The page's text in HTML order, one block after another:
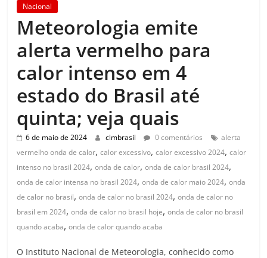
Nacional
Meteorologia emite
alerta vermelho para
calor intenso em 4
estado do Brasil até
quinta; veja quais
6 de maio de 2024 clmbrasil 0 comentários
alerta
vermelho onda de calor,calor excessivo,calor excessivo 2024,calor
intenso no brasil 2024,onda de calor,onda de calor brasil 2024,
onda de calor intensa no brasil 2024,onda de calor maio 2024,onda
de calor no brasil,onda de calor no brasil 2024,onda de calor no
brasil em 2024,onda de calor no brasil hoje,onda de calor no brasil
quando acaba,onda de calor quando acaba
O Instituto Nacional de Meteorologia, conhecido como